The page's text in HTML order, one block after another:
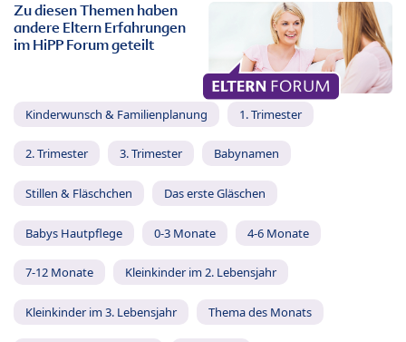
Zu diesen Themen haben
andere Eltern Erfahrungen
im HiPP Forum geteilt
Kinderwunsch & Familienplanung 1. Trimester
2. Trimester 3. Trimester Babynamen
Stillen & Fläschchen Das erste Gläschen
Babys Hautpflege 0-3 Monate 4-6 Monate
7-12 Monate Kleinkinder im 2. Lebensjahr
Kleinkinder im 3. Lebensjahr Thema des Monats